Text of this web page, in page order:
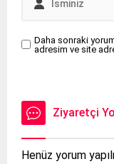
Daha sonraki
adresim ve site
Ziyaretçi
Henüz yorum